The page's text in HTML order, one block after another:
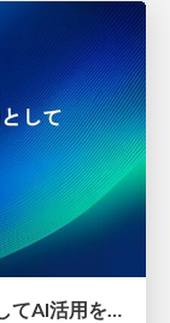
ウォーターフォール開発案件のPMとしてAI活用を模索している話